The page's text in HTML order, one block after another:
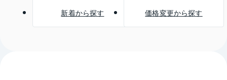
新着から探す 価格変更から探す